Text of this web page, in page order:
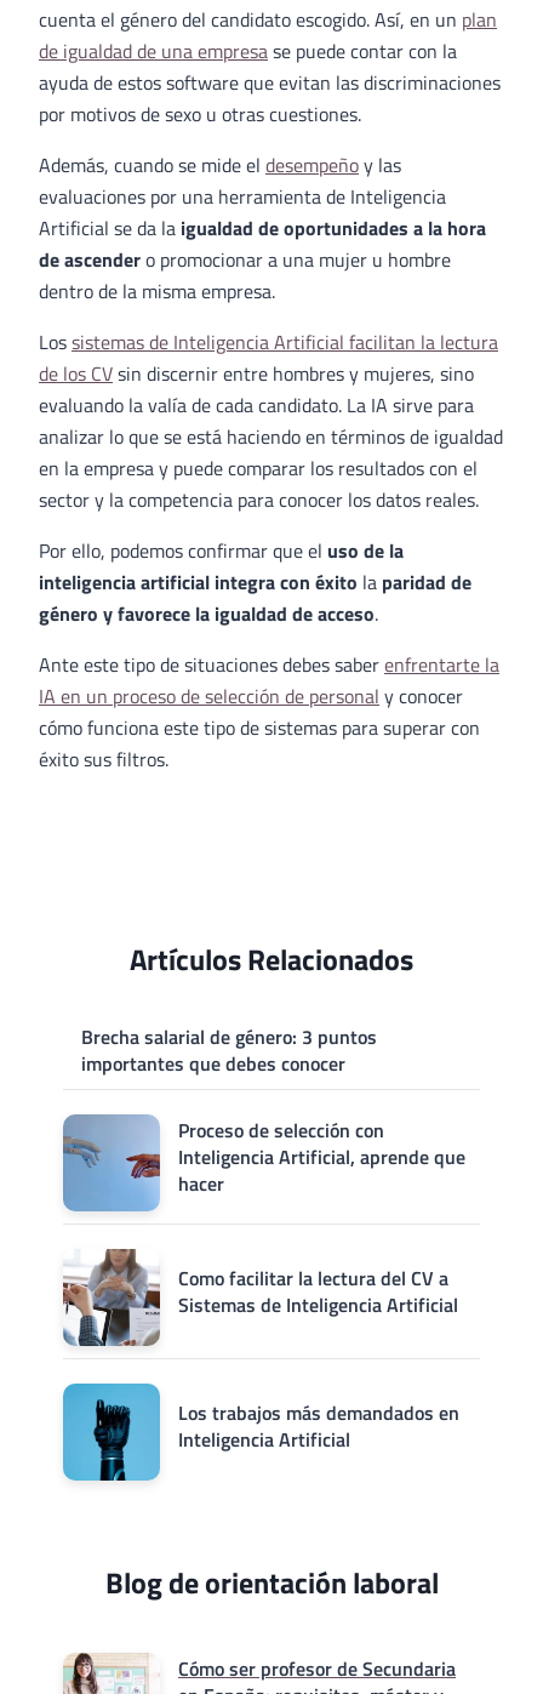
cuenta el género del candidato escogido. Así, en un plan
de igualdad de una empresase puede contar con la
ayuda de estos software que evitan las discriminaciones
por motivos de sexo u otras cuestiones.
Además, cuando se mide el desempeñoy las
evaluaciones por una herramienta de Inteligencia
Artificial se da la igualdad de oportunidades a la hora
de ascendero promocionar a una mujer u hombre
dentro de la misma empresa.
Lossistemas de Inteligencia Artificial facilitan la lectura
de los CVsin discernir entre hombres y mujeres, sino
evaluando la valía de cada candidato. La IA sirve para
analizar lo que se está haciendo en términos de igualdad
en la empresa y puede comparar los resultados con el
sector y la competencia para conocer los datos reales.
Por ello, podemos confirmar que el uso de la
inteligencia artificial integra con éxito la paridad de
género y favorece la igualdad de acceso.
Ante este tipo de situaciones debes saberenfrentarte la
IA en un proceso de selección de personal y conocer
cómo funciona este tipo de sistemas para superar con
éxito sus filtros.
Artículos Relacionados
Brecha salarial de género: 3 puntos
importantes que debes conocer
Proceso de selección con
Inteligencia Artificial, aprende que
hacer
Como facilitar la lectura del CV a
Sistemas de Inteligencia Artificial
Los trabajos más demandados en
Inteligencia Artificial
Blog de orientación laboral
Cómo ser profesor de Secundaria